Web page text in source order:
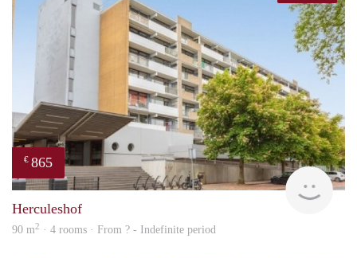
€ 865
Herculeshof
90 m2 · 4 rooms · From ? - Indefinite period